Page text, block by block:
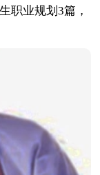
职业规划3篇，